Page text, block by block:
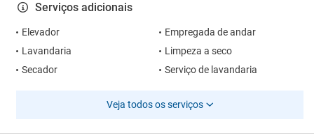
Serviços adicionais
Elevador
Empregada de andar
Lavandaria
Limpeza a seco
Secador
Serviço de lavandaria
Veja todos os serviços